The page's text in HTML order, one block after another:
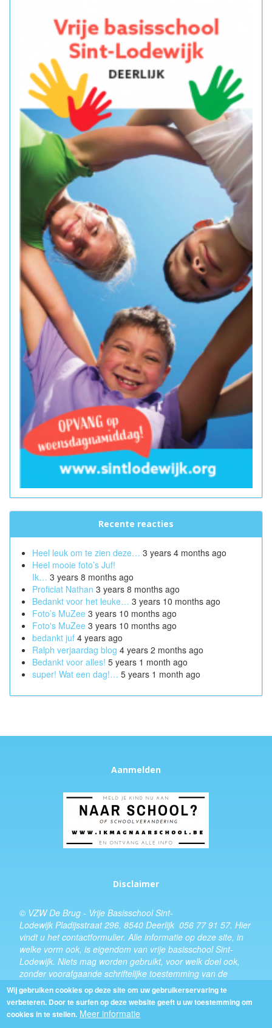
Recente reacties
Heel leuk om te zien deze… 3 years 4 months ago
Heel mooie foto’s Juf!
Ik… 3 years 8 months ago
Proficiat Nathan 3 years 8 months ago
Bedankt voor het leuke… 3 years 10 months ago
Foto’s MuZee 3 years 10 months ago
Foto's MuZee 3 years 10 months ago
bedankt juf 4 years ago
Ralph verjaardag blog 4 years 2 months ago
Bedankt voor alles! 5 years 1 month ago
super! Wat een dag!… 5 years 1 month ago
Aanmelden
Disclaimer
© VZW De Brug - Vrije Basisschool Sint-
Lodewijk Pladijsstraat 296, 8540 Deerlijk 056 77 91 57. Hier
vindt u hetcontactformulier. Alle informatie op deze site, in
welke vorm ook, is eigendom van vrije basisschool Sint-
Lodewijk. Niets mag worden gebruikt, voor welk doel ook,
zonder voorafgaande schriftelijke toestemming van de
schooldirecteur.
Design:Kevin Van Eenoo
Wij gebruiken cookies op deze site om uw gebruikerservaring te
verbeteren. Door te surfen op deze website geeft u uw toestemming om
cookies in te stellen. Meer informatie